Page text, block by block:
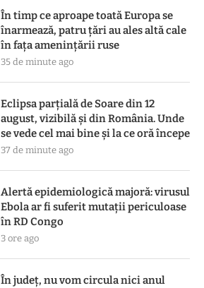
În timp ce aproape toată Europa se
înarmează, patru ţări au ales altă cale
în faţa ameninţării ruse
35 de minute ago
Eclipsa parțială de Soare din 12
august, vizibilă și din România. Unde
se vede cel mai bine și la ce oră începe
37 de minute ago
Alertă epidemiologică majoră: virusul
Ebola ar fi suferit mutații periculoase
în RD Congo
3 ore ago
În județ, nu vom circula nici anul